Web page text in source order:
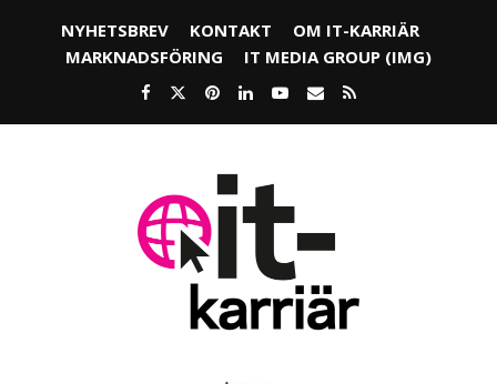
NYHETSBREV KONTAKT
OM IT-KARRIÄR
MARKNADSFÖRING
IT MEDIA GROUP (IMG)